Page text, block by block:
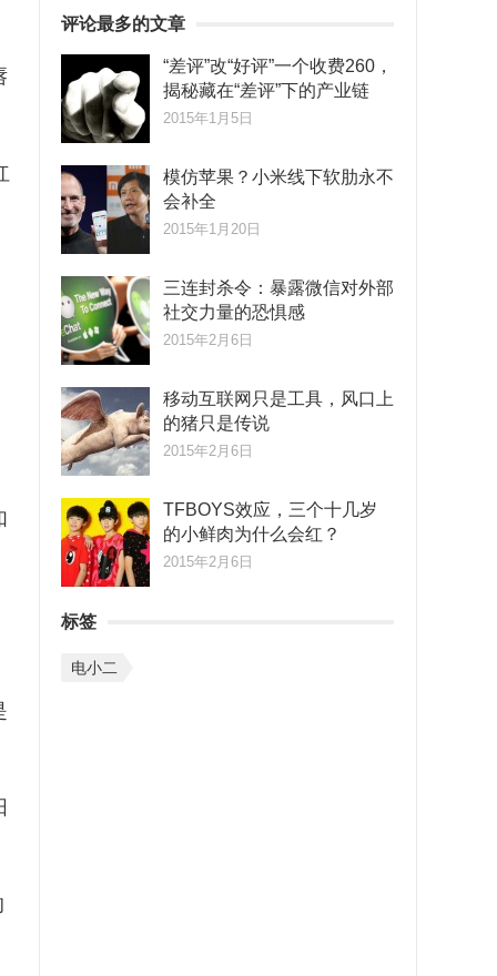
评论最多的文章
“差评”改“好评”一个收费260，
揭秘藏在“差评”下的产业链
2015年1月5日
模仿苹果？小米线下软肋永不
会补全
2015年1月20日
三连封杀令：暴露微信对外部
社交力量的恐惧感
2015年2月6日
移动互联网只是工具，风口上
的猪只是传说
2015年2月6日
TFBOYS效应，三个十几岁
的小鲜肉为什么会红？
2015年2月6日
标签
电小二